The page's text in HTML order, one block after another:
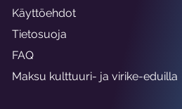
Käyttöehdot
Tietosuoja
FAQ
Maksu kulttuuri- ja virike-eduilla